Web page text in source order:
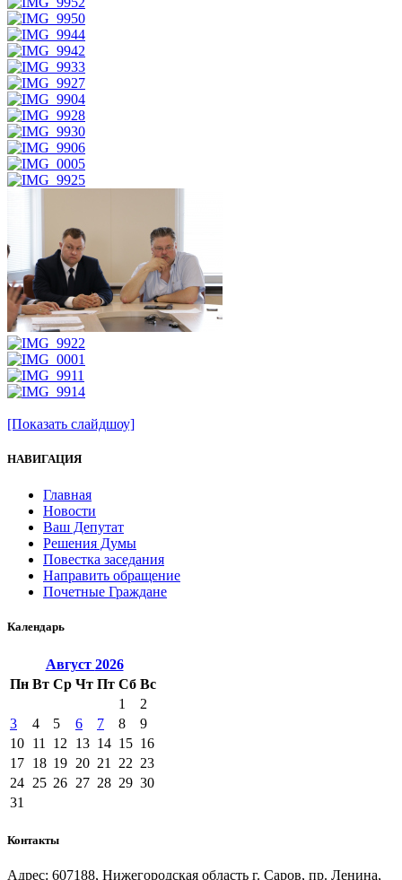
[Показать слайдшоу]
НАВИГАЦИЯ
Главная
Новости
Ваш Депутат
Решения Думы
Повестка заседания
Направить обращение
Почетные Граждане
Календарь
Август 2026
Пн Вт Ср Чт Пт Сб Вс
1
2
3
4 5 6 7 8
9
10 11 12 13 14 15 16
17 18 19 20 21 22 23
24 25 26 27 28 29 30
31
Контакты
Адрес: 607188, Нижегородская область г. Саров, пр. Ленина,